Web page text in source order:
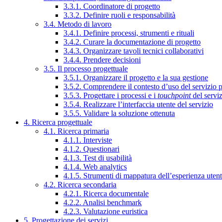
3.3.1. Coordinatore di progetto
3.3.2. Definire ruoli e responsabilità
3.4. Metodo di lavoro
3.4.1. Definire processi, strumenti e rituali
3.4.2. Curare la documentazione di progetto
3.4.3. Organizzare tavoli tecnici collaborativi
3.4.4. Prendere decisioni
3.5. Il processo progettuale
3.5.1. Organizzare il progetto e la sua gestione
3.5.2. Comprendere il contesto d’uso del servizio
3.5.3. Progettare i processi e i touchpointdel
3.5.4. Realizzare l’interfaccia utente del servizio
3.5.5. Validare la soluzione ottenuta
4. Ricerca progettuale
4.1. Ricerca primaria
4.1.1. Interviste
4.1.2. Questionari
4.1.3. Test di usabilità
4.1.4. Web analytics
4.1.5. Strumenti di mappatura dell’esperienza
4.2. Ricerca secondaria
4.2.1. Ricerca documentale
4.2.2. Analisi benchmark
4.2.3. Valutazione euristica
5. Progettazione dei servizi